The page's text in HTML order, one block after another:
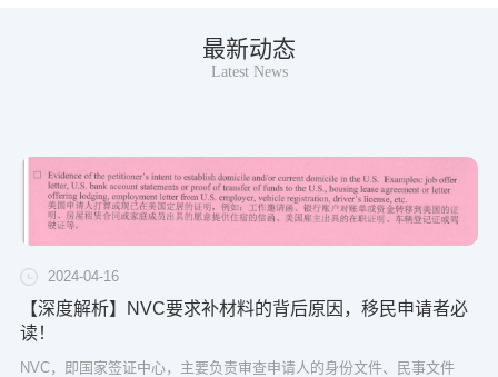
最新动态
Latest News
2024-04-16
【深度解析】NVC要求补材料的背后原因，移民申请者必
读！
NVC，即国家签证中心，主要负责审查申请人的身份文件、民事文件